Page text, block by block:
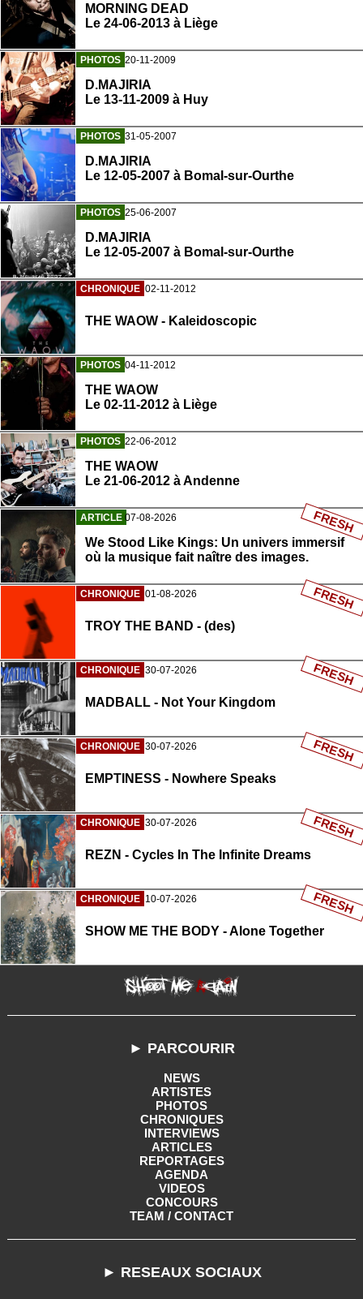
MORNING DEAD
Le 24-06-2013 à Liège
PHOTOS 20-11-2009
D.MAJIRIA
Le 13-11-2009 à Huy
PHOTOS 31-05-2007
D.MAJIRIA
Le 12-05-2007 à Bomal-sur-Ourthe
PHOTOS 25-06-2007
D.MAJIRIA
Le 12-05-2007 à Bomal-sur-Ourthe
CHRONIQUE 02-11-2012
THE WAOW - Kaleidoscopic
PHOTOS 04-11-2012
THE WAOW
Le 02-11-2012 à Liège
PHOTOS 22-06-2012
THE WAOW
Le 21-06-2012 à Andenne
ARTICLE 07-08-2026
We Stood Like Kings: Un univers immersif
où la musique fait naître des images.
FRESH
CHRONIQUE 01-08-2026
TROY THE BAND - (des)
FRESH
CHRONIQUE 30-07-2026
MADBALL - Not Your Kingdom
FRESH
CHRONIQUE 30-07-2026
EMPTINESS - Nowhere Speaks
FRESH
CHRONIQUE 30-07-2026
REZN - Cycles In The Infinite Dreams
FRESH
CHRONIQUE 10-07-2026
SHOW ME THE BODY - Alone Together
FRESH
► PARCOURIR
NEWS
ARTISTES
PHOTOS
CHRONIQUES
INTERVIEWS
ARTICLES
REPORTAGES
AGENDA
VIDEOS
CONCOURS
TEAM / CONTACT
► RESEAUX SOCIAUX